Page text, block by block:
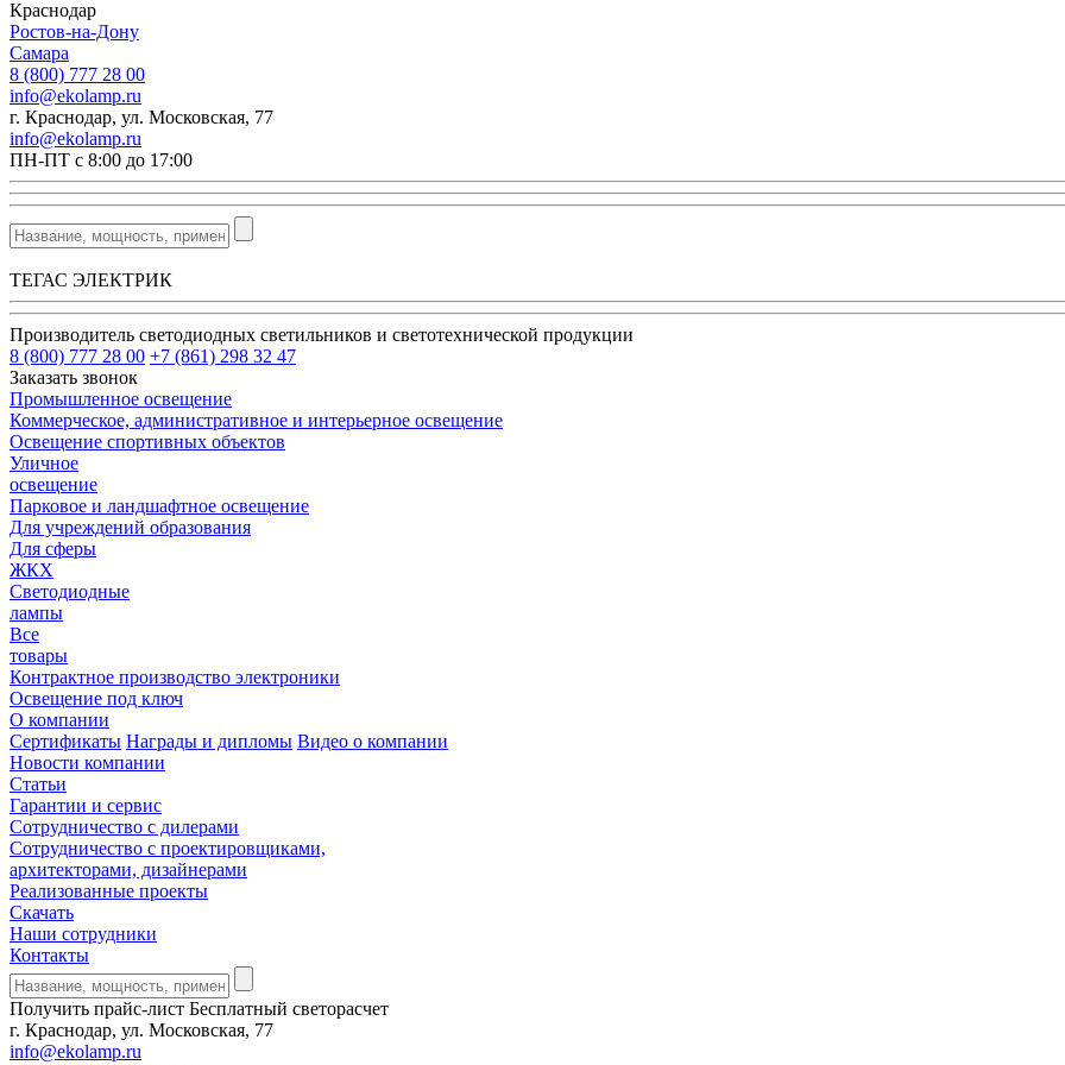
Краснодар
Ростов-на-Дону
Самара
8 (800) 777 28 00
info@ekolamp.ru
г. Краснодар, ул. Московская, 77
info@ekolamp.ru
ПН-ПТ с 8:00 до 17:00
ТЕГАС ЭЛЕКТРИК
Производитель светодиодных светильников и светотехнической продукции
8 (800) 777 28 00 +7 (861) 298 32 47
Заказать звонок
Промышленное освещение
Коммерческое, административное и интерьерное освещение
Освещение спортивных объектов
Уличное
освещение
Парковое и ландшафтное освещение
Для учреждений образования
Для сферы
ЖКХ
Светодиодные
лампы
Все
товары
Контрактное производство электроники
Освещение под ключ
О компании
Сертификаты Награды и дипломы Видео о компании
Новости компании
Статьи
Гарантии и сервис
Сотрудничество с дилерами
Сотрудничество с проектировщиками,
архитекторами, дизайнерами
Реализованные проекты
Скачать
Наши сотрудники
Контакты
Получить прайс-лист Бесплатный светорасчет
г. Краснодар, ул. Московская, 77
info@ekolamp.ru